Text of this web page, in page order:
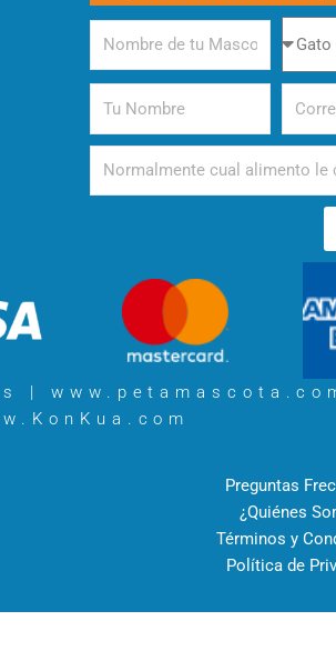
de
tu
Mascota
Perro
Alimento
|
Preguntas
¿Quiénes
Términos y
Política de